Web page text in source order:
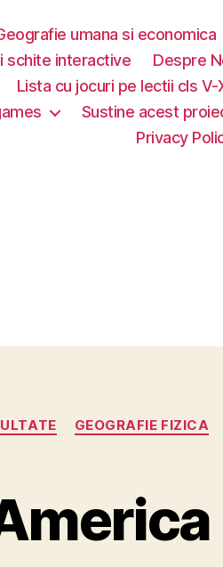
umana si economica
schite interactive
Despre
Lista cu jocuri pe lectii cls V-
Sustine acest
Privacy
GEOGRAFIE FIZICA